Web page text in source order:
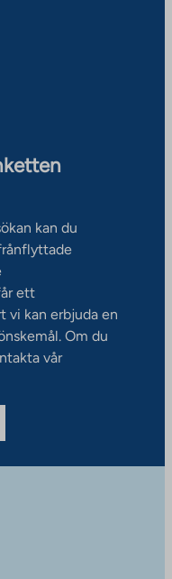
kan du
ett
vi kan erbjuda en
Om du
vår